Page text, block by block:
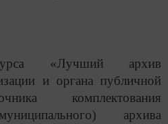
«Лучший архив
и органа публичной
комплектования
архива